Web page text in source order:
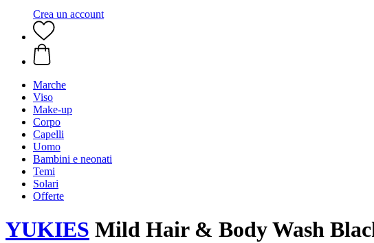
Crea un account
Marche
Viso
Make-up
Corpo
Capelli
Uomo
Bambini e neonati
Temi
Solari
Offerte
YUKIES Mild Hair & Body Wash